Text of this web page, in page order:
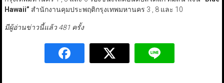
Hawaii” สำนักงานคุมประพฤติกรุงเทพมหานคร 3 , 8 และ 10
มีผู้อ่านข่าวนี้แล้ว 481 ครั้ง